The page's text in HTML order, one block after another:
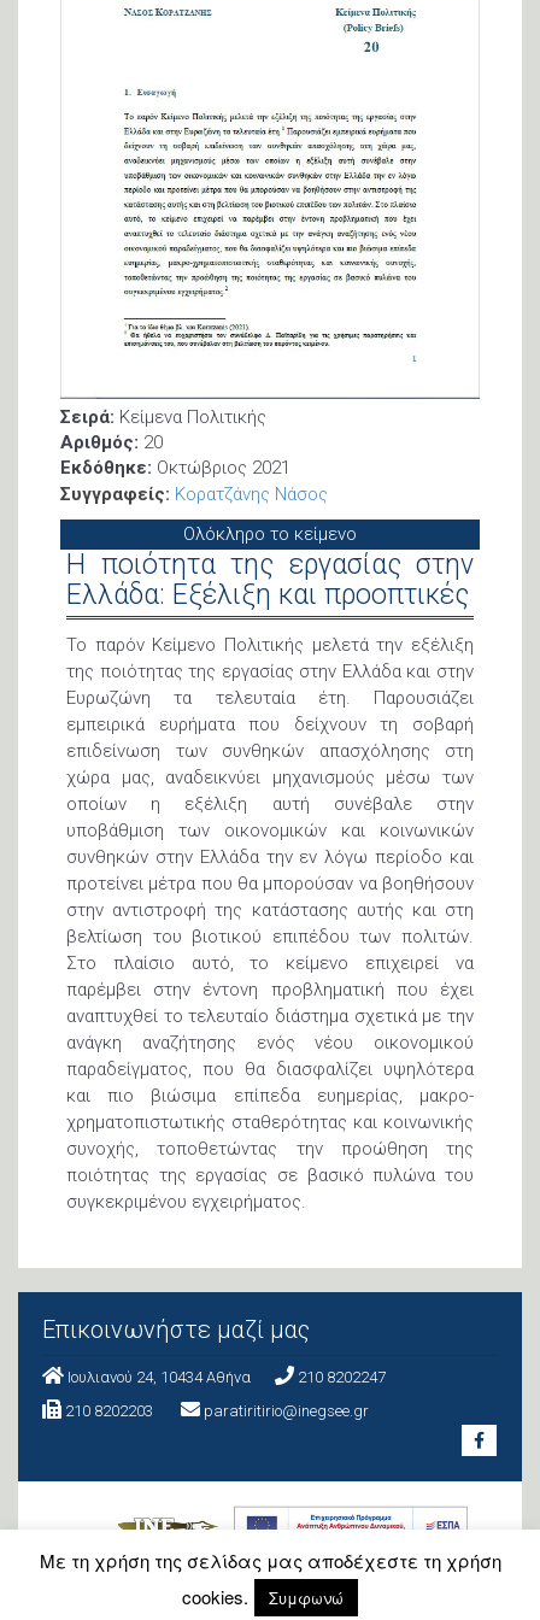
Σειρά: Κείμενα Πολιτικής
Αριθμός: 20
Εκδόθηκε: Οκτώβριος 2021
Συγγραφείς: Κορατζάνης Νάσος
Ολόκληρο το κείμενο
Η ποιότητα της εργασίας στην
Ελλάδα: Εξέλιξη και προοπτικές
Το παρόν Κείμενο Πολιτικής μελετά την εξέλιξη
της ποιότητας της εργασίας στην Ελλάδα και στην
Ευρωζώνη τα τελευταία έτη. Παρουσιάζει
εμπειρικά ευρήματα που δείχνουν τη σοβαρή
επιδείνωση των συνθηκών απασχόλησης στη
χώρα μας, αναδεικνύει μηχανισμούς μέσω των
οποίων η εξέλιξη αυτή συνέβαλε στην
υποβάθμιση των οικονομικών και κοινωνικών
συνθηκών στην Ελλάδα την εν λόγω περίοδο και
προτείνει μέτρα που θα μπορούσαν να βοηθήσουν
στην αντιστροφή της κατάστασης αυτής και στη
βελτίωση του βιοτικού επιπέδου των πολιτών.
Στο πλαίσιο αυτό, το κείμενο επιχειρεί να
παρέμβει στην έντονη προβληματική που έχει
αναπτυχθεί το τελευταίο διάστημα σχετικά με την
ανάγκη αναζήτησης ενός νέου οικονομικού
παραδείγματος, που θα διασφαλίζει υψηλότερα
και πιο βιώσιμα επίπεδα ευημερίας, μακρο-
χρηματοπιστωτικής σταθερότητας και κοινωνικής
συνοχής, τοποθετώντας την προώθηση της
ποιότητας της εργασίας σε βασικό πυλώνα του
συγκεκριμένου εγχειρήματος.
Επικοινωνήστε μαζί μας
Ιουλιανού 24, 10434 Aθήνα
210 8202247
210 8202203
paratiritirio@inegsee.gr
Με τη χρήση της σελίδας μας αποδέχεστε τη χρήση
cookies.
Συμφωνώ